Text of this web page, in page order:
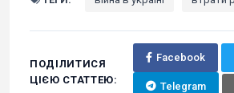
ПОДІЛИТИСЯ
ЦІЄЮ СТАТТЕЮ:
Facebook
Telegram